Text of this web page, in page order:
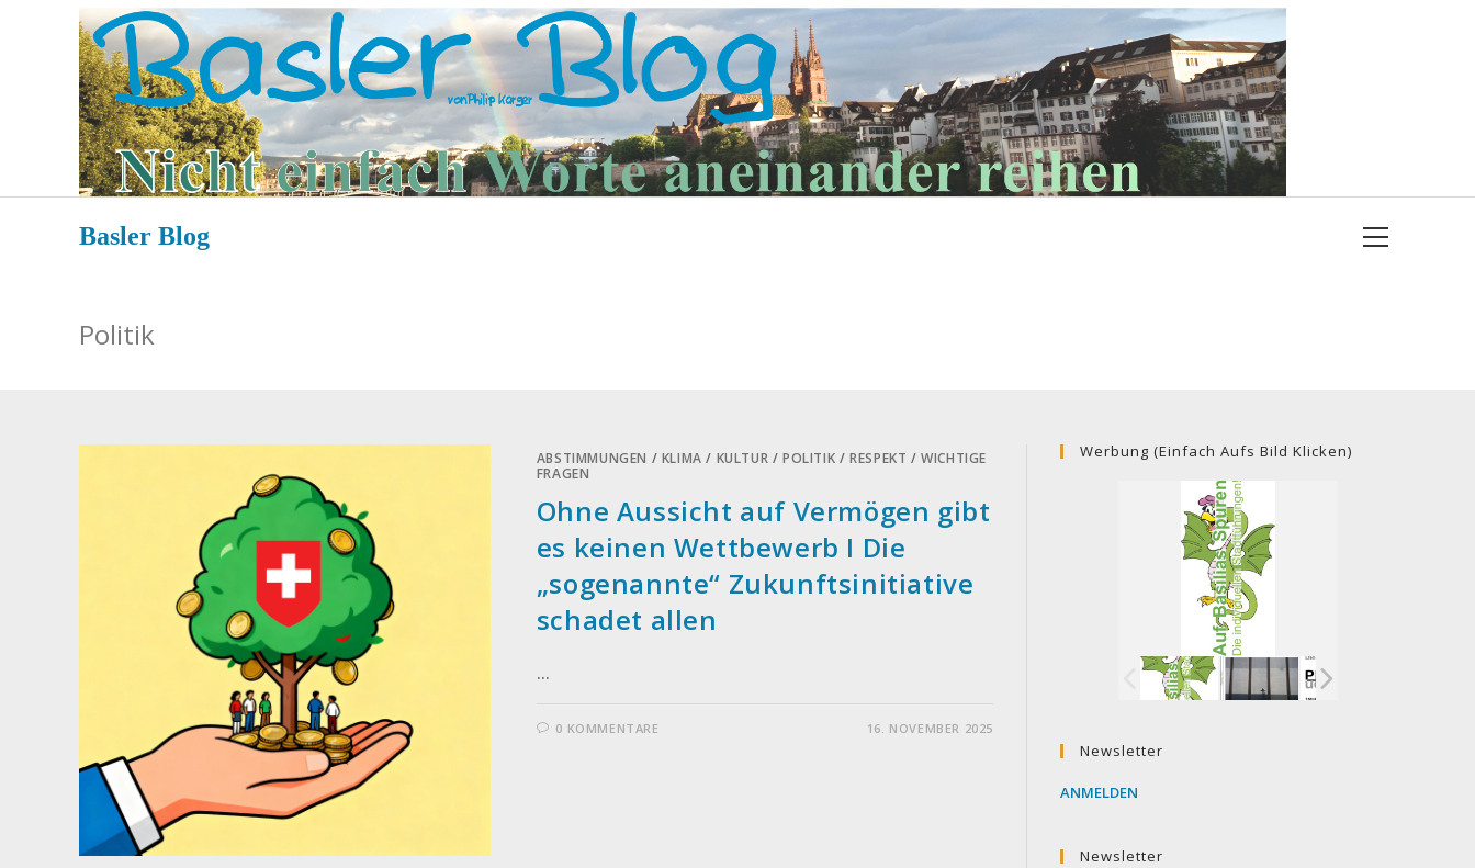
Basler Blog Hauptmenü
Politik
ABSTIMMUNGEN / KLIMA / KULTUR /POLITIK /RESPEKT /WICHTIGE
FRAGEN
Ohne Aussicht auf Vermögen gibt
es keinen Wettbewerb I Die
„sogenannte“ Zukunftsinitiative
schadet allen
…
0 KOMMENTARE 16. NOVEMBER 2025
Werbung (einfach Aufs Bild Klicken)
Newsletter
ANMELDEN
Newsletter